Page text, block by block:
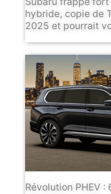
hybride, copie de
2025 et pourrait
Révolution PHEV :